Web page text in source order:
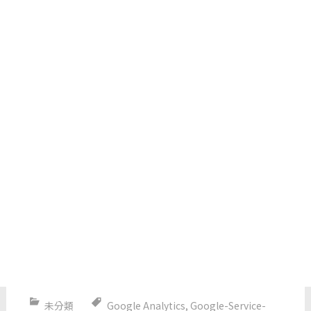
未分類 Google Analytics, Google-Service-